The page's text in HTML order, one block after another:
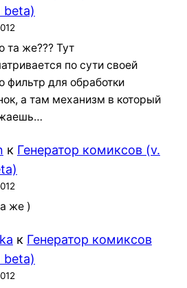
beta)
та же??? Тут
по сути своей
фильтр для обработки
а там механизм в который
к Генератор комиксов (v.
же )
к Генератор комиксов
beta)